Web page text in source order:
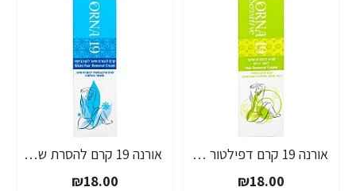
אורנה 19 קרם דפילטור לעור רגיש 80 גרם
₪18.00
אורנה 19 קרם להסרת שיער לקו הביקיני 90 מ"ל
₪18.00